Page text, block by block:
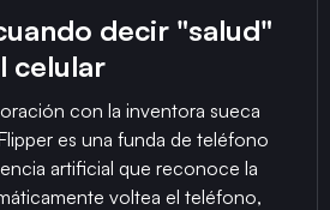
decir "salud"
celular
con la inventora sueca
es una funda de teléfono
artificial que reconoce la
voltea el teléfono,